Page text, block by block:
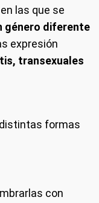
las que se
género diferente
expresión
transexuales
formas
con